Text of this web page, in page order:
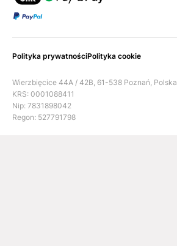
Polityka prywatnościPolityka cookie
Wierzbięcice 44A / 42B, 61-538 Poznań, Polska
KRS: 0001088411
Nip: 7831898042
Regon: 527791798